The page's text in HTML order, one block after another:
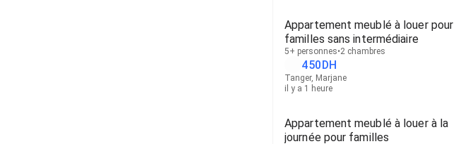
Appartement meublé à louer pour
familles sans intermédiaire
5+ personnes 2 chambres
450DH
Tanger, Marjane
il y a 1 heure
Appartement meublé à louer à la
journée pour familles